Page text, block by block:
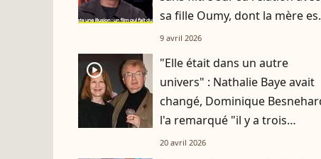
sa fille Oumy, dont la mère
Valeria Bruni-Tedeschi
9 avril 2026
player2
"Elle était dans un autre
univers" : Nathalie Baye avait
changé, Dominique
l'a remarqué "il y a trois
semaines" en lui rendant visite
20 avril 2026